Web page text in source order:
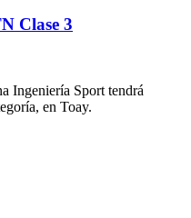
Clase 3
Ingeniería Sport tendrá
en Toay.